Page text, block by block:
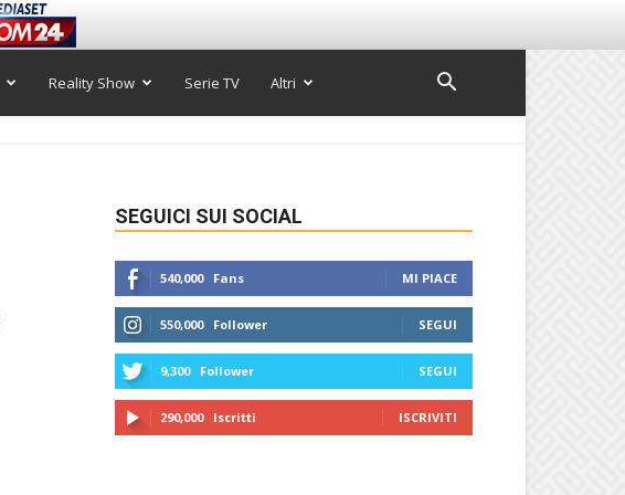
Reality Show Serie TV Altri
SEGUICI SUI SOCIAL
540,000 Fans MI PIACE
550,000 Follower SEGUI
9,300 Follower SEGUI
290,000 Iscritti ISCRIVITI